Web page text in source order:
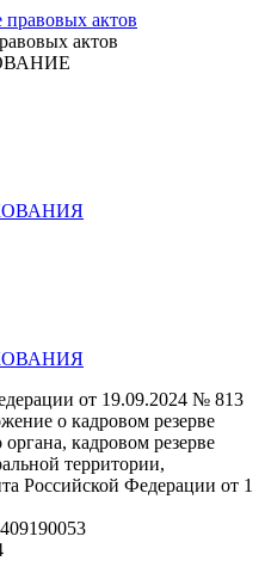
актов
от 19.09.2024 № 813
о кадровом резерве
кадровом резерве
территории,
Российской Федерации от 1